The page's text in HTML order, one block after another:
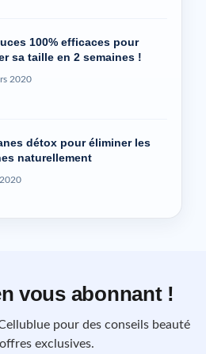
100% efficaces pour
sa taille en 2 semaines !
2020
détox pour éliminer les
naturellement
vous abonnant !
pour des conseils beauté
exclusives.